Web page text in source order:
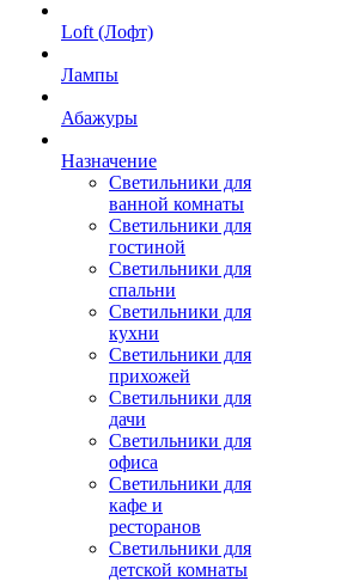
Loft (Лофт)
Лампы
Абажуры
Назначение
Светильники для
ванной комнаты
Светильники для
гостиной
Светильники для
спальни
Светильники для
кухни
Светильники для
прихожей
Светильники для
дачи
Светильники для
офиса
Светильники для
кафе и
ресторанов
Светильники для
детской комнаты